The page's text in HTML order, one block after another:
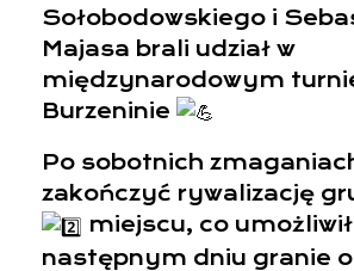
Sołobodowskiego i
Majasa brali udział w
międzynarodowym
Burzeninie
Po sobotnich
zakończyć rywalizację
miejscu, co
następnym dniu granie